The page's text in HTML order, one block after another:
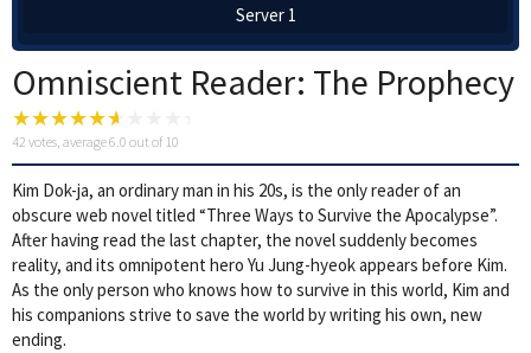
Server 1
Omniscient Reader: The Prophecy
42 votes, average6.0 out of 10
Kim Dok-ja, an ordinary man in his 20s, is the only reader of an
obscure web novel titled “Three Ways to Survive the Apocalypse”.
After having read the last chapter, the novel suddenly becomes
reality, and its omnipotent hero Yu Jung-hyeok appears before Kim.
As the only person who knows how to survive in this world, Kim and
his companions strive to save the world by writing his own, new
ending.